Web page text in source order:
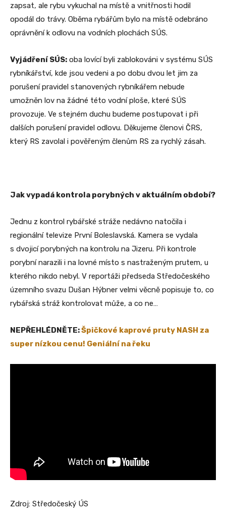
zapsat, ale rybu vykuchal na místě a vnitřnosti hodil
opodál do trávy. Oběma rybářům bylo na místě odebráno
oprávnění k odlovu na vodních plochách SÚS.
Vyjádření SÚS: oba lovící byli zablokováni v systému SÚS
rybníkářství, kde jsou vedeni a po dobu dvou let jim za
porušení pravidel stanovených rybníkářem nebude
umožněn lov na žádné této vodní ploše, které SÚS
provozuje. Ve stejném duchu budeme postupovat i při
dalších porušení pravidel odlovu. Děkujeme členovi ČRS,
který RS zavolal i pověřeným členům RS za rychlý zásah.
Jak vypadá kontrola porybných v aktuálním období?
Jednu z kontrol rybářské stráže nedávno natočila i
regionální televize První Boleslavská. Kamera se vydala
s dvojicí porybných na kontrolu na Jizeru. Při kontrole
porybní narazili i na lovné místo s nastraženým prutem, u
kterého nikdo nebyl. V reportáži předseda Středočeského
územního svazu Dušan Hýbner velmi věcně popisuje to, co
rybářská stráž kontrolovat může, a co ne…
NEPŘEHLÉDNĚTE:Špičkové kaprové pruty NASH za
super nízkou cenu! Geniální na řeku
Zdroj: Středočeský ÚS